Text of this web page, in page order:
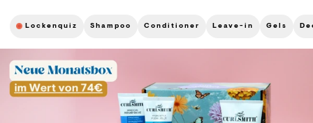
Lockenquiz Shampoo Conditioner Leave-in Gels